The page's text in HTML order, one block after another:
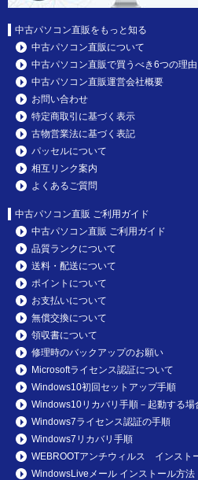
中古パソコン直販をもっと知る
中古パソコン直販について
中古パソコン直販で買うべき6つの理由
中古パソコン直販運営会社概要
お問い合わせ
特定商取引に基づく表示
古物営業法に基づく表記
パッセルについて
相互リンク案内
よくあるご質問
中古パソコン直販 ご利用ガイド
中古パソコン直販 ご利用ガイド
品質ランクについて
送料・配送について
ポイントについて
お支払いについて
無償交換について
領収書について
修理時のバックアップのお願い
Microsoftライセンス認証について
Windows10初回セットアップ手順
Windows10リカバリ手順－起動する場
Windows7ライセンス認証の手順
Windows7リカバリ手順
WEBROOTアンチウィルス インスト
WindowsLiveメール インストール方法